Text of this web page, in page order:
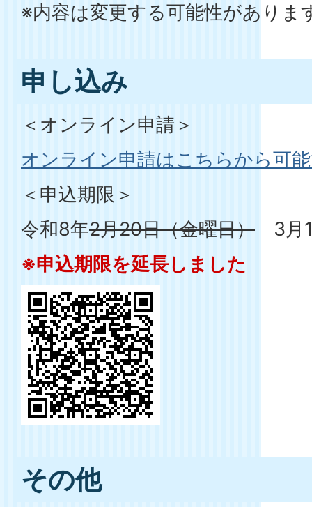
※内容は変更する可能性がありま
申し込み
＜オンライン申請＞
オンライン申請はこちらから可
＜申込期限＞
令和8年2月20日（金曜日） 3月
※申込期限を延長しました
その他